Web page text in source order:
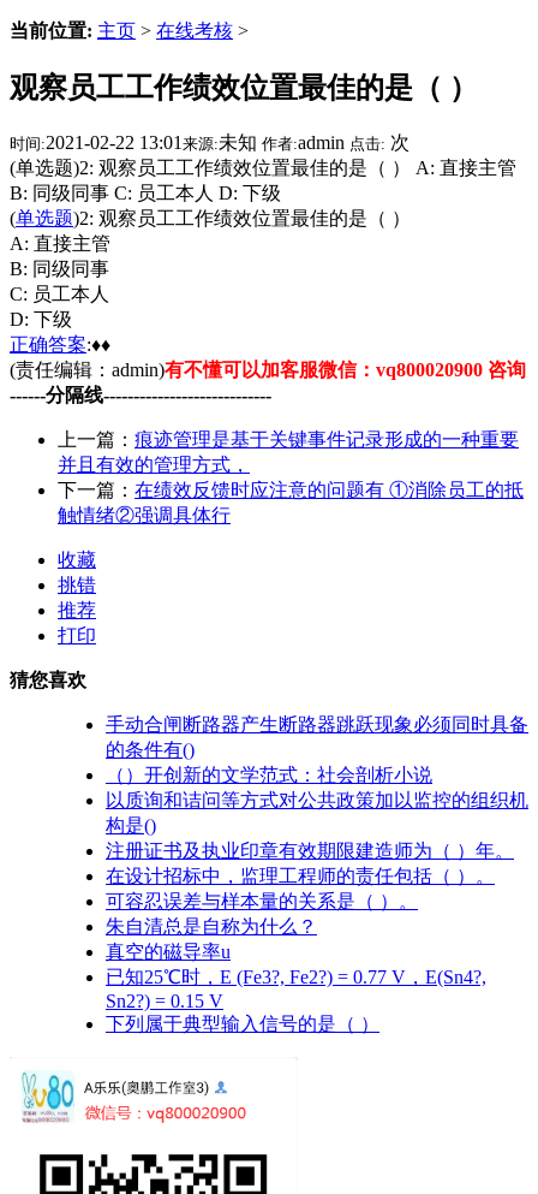
当前位置: 主页 > 在线考核 >
观察员工工作绩效位置最佳的是（ ）
时间:2021-02-22 13:01 来源:未知 作者:admin 点击: 次
(单选题)2: 观察员工工作绩效位置最佳的是（ ） A: 直接主管
B: 同级同事 C: 员工本人 D: 下级
(单选题)2: 观察员工工作绩效位置最佳的是（ ）
A: 直接主管
B: 同级同事
C: 员工本人
D: 下级
正确答案:♦♦
(责任编辑：admin)有不懂可以加客服微信：vq800020900 咨询
------分隔线----------------------------
上一篇： 痕迹管理是基于关键事件记录形成的一种重要
并且有效的管理方式，
下一篇： 在绩效反馈时应注意的问题有 ①消除员工的抵
触情绪②强调具体行
收藏
挑错
推荐
打印
猜您喜欢
手动合闸断路器产生断路器跳跃现象必须同时具备
的条件有()
（）开创新的文学范式：社会剖析小说
以质询和诘问等方式对公共政策加以监控的组织机
构是()
注册证书及执业印章有效期限建造师为（ ）年。
在设计招标中，监理工程师的责任包括（ ）。
可容忍误差与样本量的关系是（ ）。
朱自清总是自称为什么？
真空的磁导率u
已知25℃时，E (Fe3?, Fe2?) = 0.77 V，E(Sn4?,
Sn2?) = 0.15 V
下列属于典型输入信号的是（ ）